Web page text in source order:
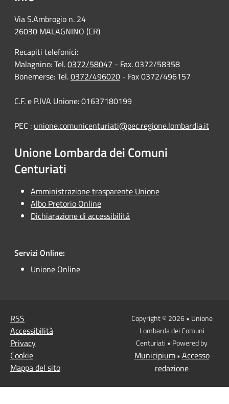
Via S.Ambrogio n. 24
26030 MALAGNINO (CR)
Recapiti telefonici:
Malagnino: Tel.0372/58047 - Fax. 0372/58358
Bonemerse: Tel.0372/496020 - Fax 0372/496157
C.F. e P.IVA Unione: 01637180199
PEC : unione.comunicenturiati@pec.regione.lombardia.it
Unione Lombarda dei Comuni
Centuriati
Amministrazione trasparente Unione
Albo Pretorio Online
Dichiarazione di accessibilità
Servizi Online:
Unione Online
RSS
Accessibilità
Privacy
Cookie
Mappa del sito
Copyright © 2026 • Unione
Lombarda dei Comuni
Centuriati • Powered by
Municipium• Accesso
redazione